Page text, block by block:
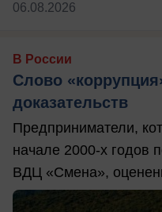
06.08.2026
В России
Слово
доказательств
Предприниматели,
начале 2000-х годов
ВДЦ «Смена»,